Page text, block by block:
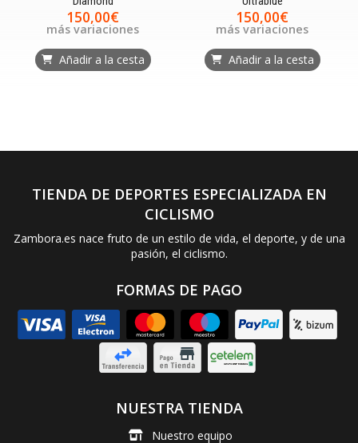
150,00€
más variaciones
Añadir a la cesta
150,00€
más variaciones
Añadir a la cesta
TIENDA DE DEPORTES ESPECIALIZADA EN
CICLISMO
Zambora.es nace fruto de un estilo de vida, el deporte, y de una
pasión, el ciclismo.
FORMAS DE PAGO
NUESTRA TIENDA
Nuestro equipo